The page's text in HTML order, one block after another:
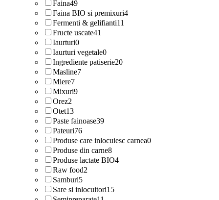
Faina49
Faina BIO si premixuri4
Fermenti & gelifianti11
Fructe uscate41
Iaurturi0
Iaurturi vegetale0
Ingrediente patiserie20
Masline7
Miere7
Mixuri9
Orez2
Otet13
Paste fainoase39
Pateuri76
Produse care inlocuiesc carnea0
Produse din carne8
Produse lactate BIO4
Raw food2
Samburi5
Sare si inlocuitori15